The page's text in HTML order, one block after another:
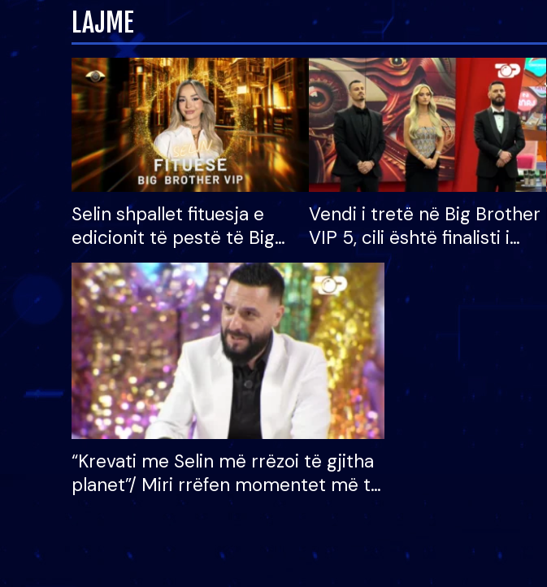
LAJME
Selin shpallet fituesja e
edicionit të pestë të Big
Brother VIP, rrëmben
çmimin e madh prej 100
mijë eurosh
Vendi i tretë në Big Brother
VIP 5, cili është finalisti i
radhës që lë shtëpinë
“Krevati me Selin më rrëzoi të gjitha
planet”/ Miri rrëfen momentet më të
bukura në shtëpinë e BB VIP: Do më